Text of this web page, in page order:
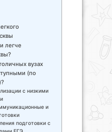
легче
вузах
(по
с низкими
и
подготовки с